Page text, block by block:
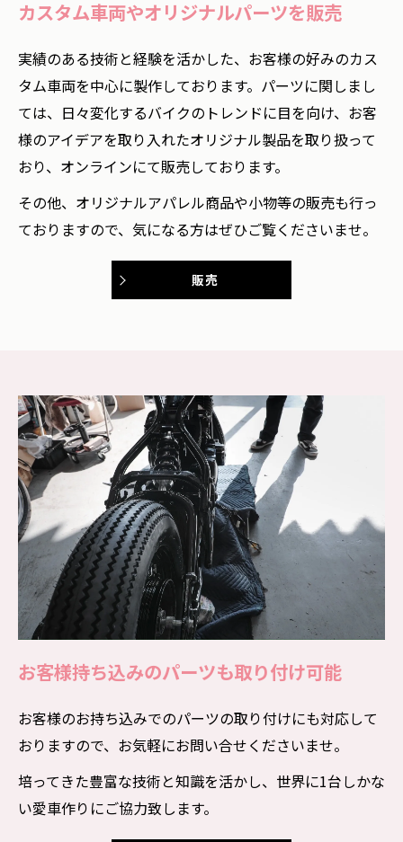
カスタム車両やオリジナルパーツを販売
実績のある技術と経験を活かした、お客様の好みのカス
タム車両を中心に製作しております。パーツに関しまし
ては、日々変化するバイクのトレンドに目を向け、お客
様のアイデアを取り入れたオリジナル製品を取り扱って
おり、オンラインにて販売しております。
その他、オリジナルアパレル商品や小物等の販売も行っ
ておりますので、気になる方はぜひご覧くださいませ。
販売
お客様持ち込みのパーツも取り付け可能
お客様のお持ち込みでのパーツの取り付けにも対応して
おりますので、お気軽にお問い合せくださいませ。
培ってきた豊富な技術と知識を活かし、世界に1台しかな
い愛車作りにご協力致します。